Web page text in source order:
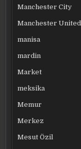
Manchester City
Manchester United
manisa
mardin
Market
meksika
Memur
Merkez
Mesut Özil